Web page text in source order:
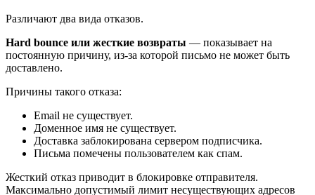
Различают два вида отказов.
Hard bounce или жесткие возвраты — показывает на
постоянную причину, из-за которой письмо не может быть
доставлено.
Причины такого отказа:
Email не существует.
Доменное имя не существует.
Доставка заблокирована сервером подписчика.
Письма помечены пользователем как спам.
Жесткий отказ приводит в блокировке отправителя.
Максимально допустимый лимит несуществующих адресов